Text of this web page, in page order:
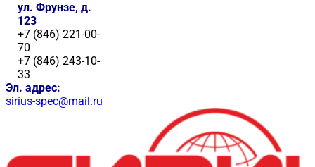
ул. Фрунзе, д.
123
+7 (846) 221-00-
70
+7 (846) 243-10-
33
Эл. адрес:
sirius-spec@mail.ru